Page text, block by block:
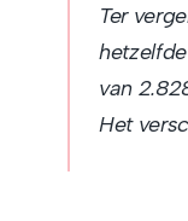
Ter
van
Het